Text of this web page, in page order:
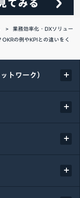
業務効率化・DXソリュー
OKRの例やKPIとの違いをく
トワーク）